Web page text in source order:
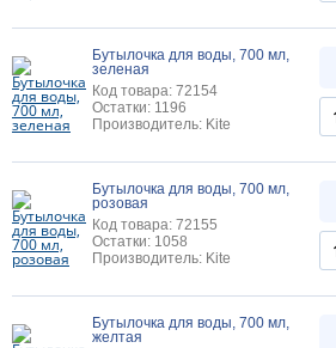
Бутылочка для воды, 700 мл,
зеленая
Код товара: 72154
Остатки: 1196
Производитель: Kite
Бутылочка для воды, 700 мл,
розовая
Код товара: 72155
Остатки: 1058
Производитель: Kite
Бутылочка для воды, 700 мл,
желтая